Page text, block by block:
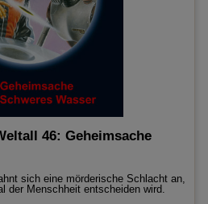
46: Geheimsache
sich eine mörderische Schlacht an,
der Menschheit entscheiden wird.